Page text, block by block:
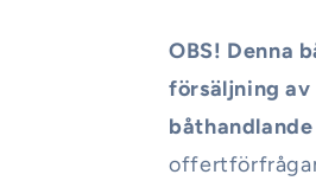
OBS! Denna
försäljning av